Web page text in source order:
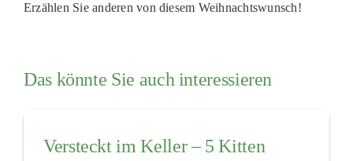
Erzählen Sie anderen von diesem Weihnachtswunsch!
Das könnte Sie auch interessieren
Versteckt im Keller – 5 Kitten